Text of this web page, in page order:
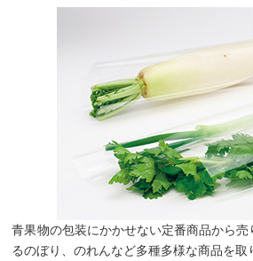
青果物の包装にかかせない定番商品から
るのぼり、のれんなど多種多様な商品を取